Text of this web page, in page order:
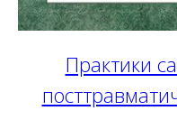
Практики